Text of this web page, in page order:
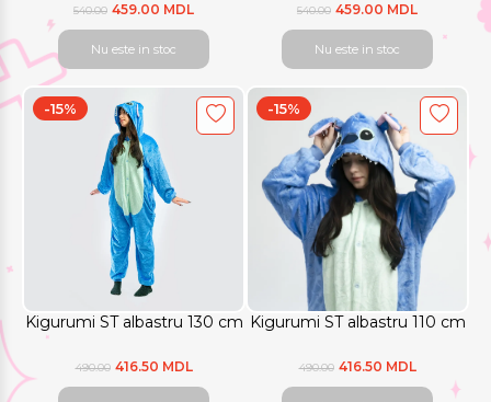
540.00 459.00 MDL
Nu este in stoc
540.00 459.00 MDL
Nu este in stoc
Kigurumi ST albastru 130 cm
-15%
490.00 416.50 MDL
Kigurumi ST albastru 110 cm
-15%
490.00 416.50 MDL